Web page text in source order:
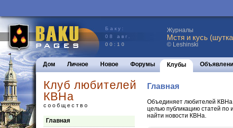
Баку:
08 авг.
00:10
Журналы
Мстя и кусь
© Leshinski
Дом Личное Новое Форумы Клубы
Клуб любителей
КВНа
сообщество
Главная
Главная
Объединяет любителей КВНа
целью публикацию статей по
найти новости КВНа.